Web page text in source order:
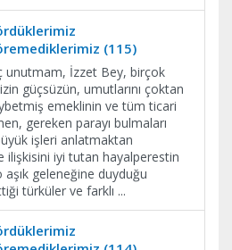
(115)
unutmam, İzzet Bey, birçok
güçsüzün, umutlarını çoktan
emeklinin ve tüm ticari
gereken parayı bulmaları
işleri anlatmaktan
ilişkisini iyi tutan hayalperestin
geleneğine duyduğu
türküler ve farklı ...